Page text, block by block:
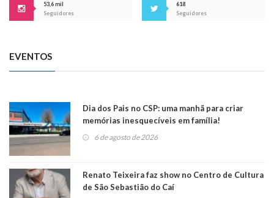
53,6 mil
Seguidores
618
Seguidores
EVENTOS
Dia dos Pais no CSP: uma manhã para criar
memórias inesquecíveis em família!
6 de agosto de 2026
Renato Teixeira faz show no Centro de Cultura
de São Sebastião do Caí